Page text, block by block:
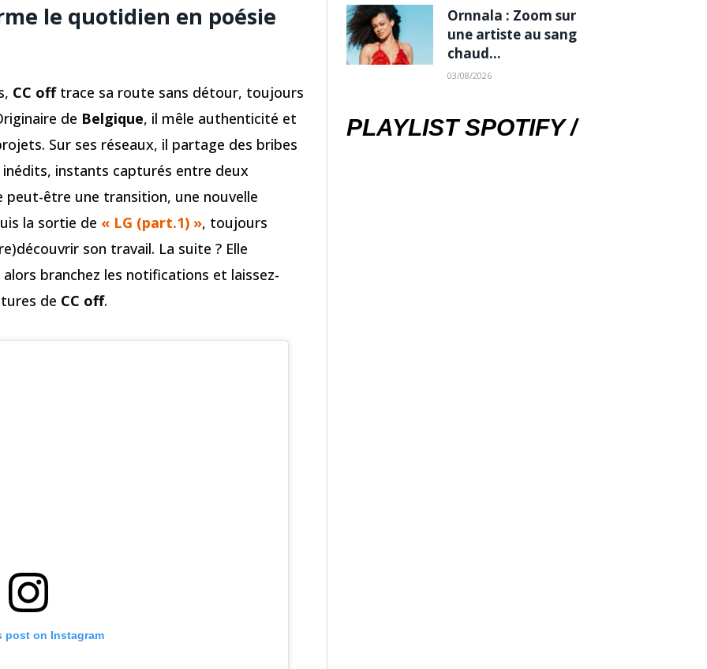
le quotidien en poésie
CC offtrace sa route sans détour, toujours
de Belgique, il mêle authenticité et
Sur ses réseaux, il partage des bribes
instants capturés entre deux
peut-être une transition, une nouvelle
la sortie de « LG (part.1) », toujours
son travail. La suite ? Elle
branchez les notifications et laissez-
de CC off.
post on Instagram
Ornnala : Zoom sur
une artiste au sang
chaud…
03/08/2026
PLAYLIST SPOTIFY /